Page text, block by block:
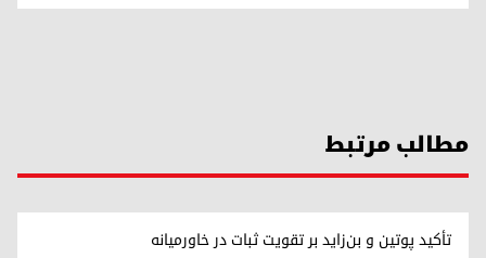
مطالب مرتبط
تأکید پوتین و بن‌زاید بر تقویت ثبات در خاورمیانه